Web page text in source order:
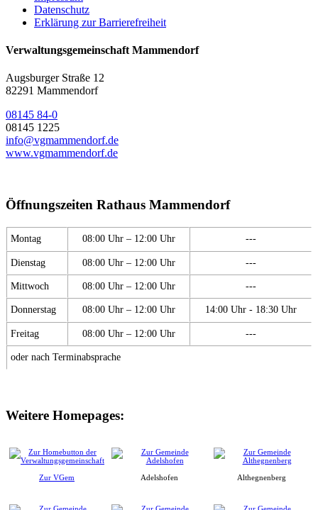
Datenschutz
Erklärung zur Barrierefreiheit
Verwaltungsgemeinschaft Mammendorf
Augsburger Straße 12
82291 Mammendorf
08145 84-0
08145 1225
info@vgmammendorf.de
www.vgmammendorf.de
Öffnungszeiten Rathaus Mammendorf
Montag 08:00 Uhr – 12:00 Uhr ---
Dienstag 08:00 Uhr – 12:00 Uhr ---
Mittwoch 08:00 Uhr – 12:00 Uhr ---
Donnerstag 08:00 Uhr – 12:00 Uhr 14:00 Uhr - 18:30 Uhr
Freitag 08:00 Uhr – 12:00 Uhr ---
oder nach Terminabsprache
Weitere Homepages:
Zur VGem Adelshofen Althegnenberg